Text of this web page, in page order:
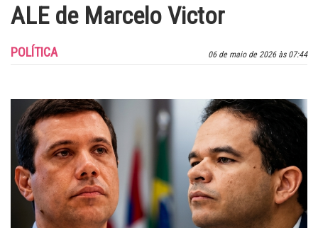
ALE de Marcelo Victor
06 de maio de 2026 às 07:44
POLÍTICA